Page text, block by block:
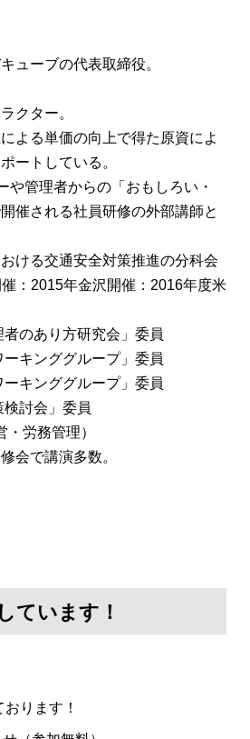
ューブの代表取締役。
クター。
よる単価の向上で得た原資によ
ートしている。
や管理者からの「おもしろい・
催される社員研修の外部講師と
ける交通安全対策推進の分科会
：2015年金沢開催：2016年度米
のあり方研究会」委員
キンググループ」委員
キンググループ」委員
討会」委員
労務管理）
会で講演多数。
ています！
ります！